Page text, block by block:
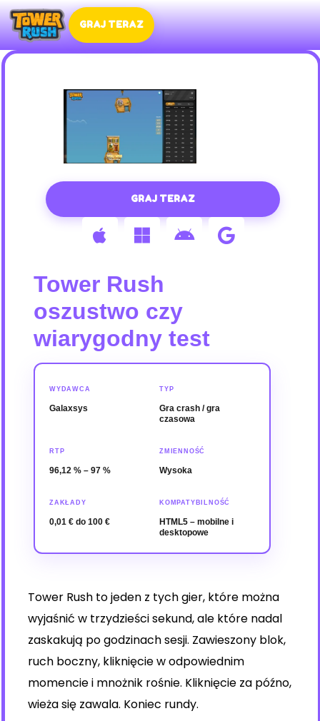
GRAJ TERAZ
GRAJ TERAZ
Tower Rush
oszustwo czy
wiarygodny test
WYDAWCA
Galaxsys
TYP
Gra crash / gra
czasowa
RTP
96,12 % – 97 %
ZMIENNOŚĆ
Wysoka
ZAKŁADY
0,01 € do 100 €
KOMPATYBILNOŚĆ
HTML5 – mobilne i
desktopowe
Tower Rush to jeden z tych gier, które można
wyjaśnić w trzydzieści sekund, ale które nadal
zaskakują po godzinach sesji. Zawieszony blok,
ruch boczny, kliknięcie w odpowiednim
momencie i mnożnik rośnie. Kliknięcie za późno,
wieża się zawala. Koniec rundy.